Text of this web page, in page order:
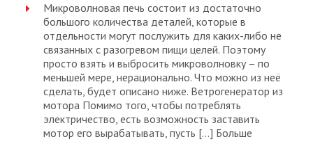
Микроволновая печь состоит из достаточно
большого количества деталей, которые в
отдельности могут послужить для каких-либо не
связанных с разогревом пищи целей. Поэтому
просто взять и выбросить микроволновку – по
меньшей мере, нерационально. Что можно из неё
сделать, будет описано ниже. Ветрогенератор из
мотора Помимо того, чтобы потреблять
электричество, есть возможность заставить
мотор его вырабатывать, пусть […] Больше